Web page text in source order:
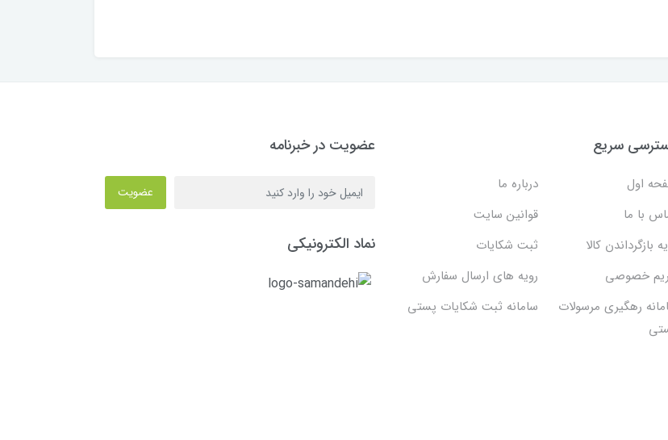
سریع
اول
درباره ما
با ما
قوانین سایت
بازگرداندن کالا
ثبت شکایات
خصوصی
رویه های ارسال سفارش
رهگیری مرسولات
سامانه ثبت شکایات پستی
عضویت در خبرنامه
عضویت
نماد الکترونیکی